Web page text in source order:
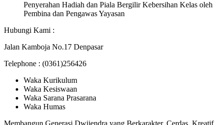
Penyerahan Hadiah dan Piala Bergilir Kebersihan Kelas oleh
Pembina dan Pengawas Yayasan
Hubungi Kami :
Jalan Kamboja No.17 Denpasar
Telephone : (0361)256426
Waka Kurikulum
Waka Kesiswaan
Waka Sarana Prasarana
Waka Humas